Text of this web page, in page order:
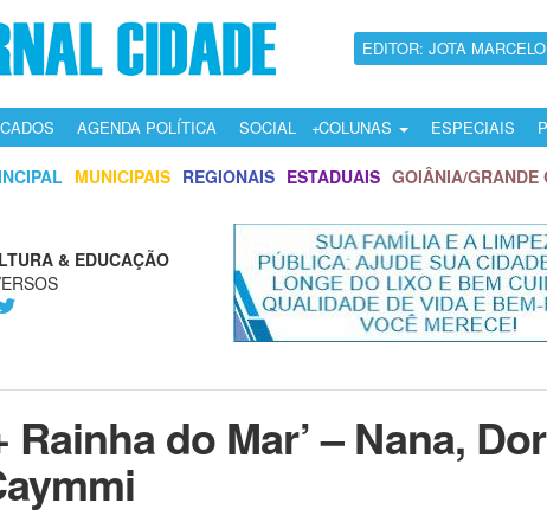
EDITOR: JOTA
AGENDA POLÍTICA SOCIAL COLUNAS ESPECIAIS
MUNICIPAIS REGIONAIS ESTADUAIS GOIÂNIA/GRANDE
& EDUCAÇÃO
Rainha do Mar’ – Nana,